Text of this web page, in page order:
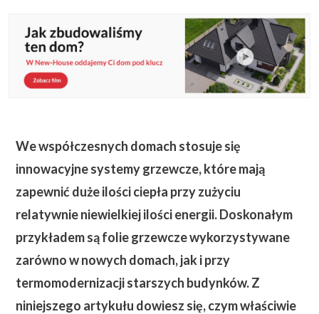
ZAPISZ SIĘ
We współczesnych domach stosuje się
innowacyjne systemy grzewcze, które mają
zapewnić duże ilości ciepła przy zużyciu
relatywnie niewielkiej ilości energii. Doskonałym
przykładem są folie grzewcze wykorzystywane
zarówno w nowych domach, jak i przy
termomodernizacji starszych budynków. Z
niniejszego artykułu dowiesz się, czym właściwie